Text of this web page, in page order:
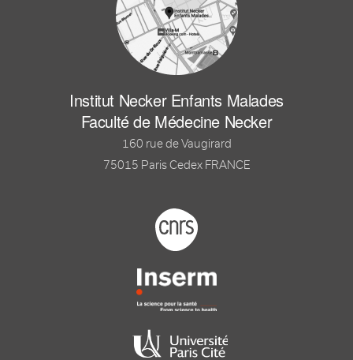
Institut Necker Enfants Malades
Faculté de Médecine Necker
160 rue de Vaugirard
75015 Paris Cedex FRANCE
Footer logo tutelles